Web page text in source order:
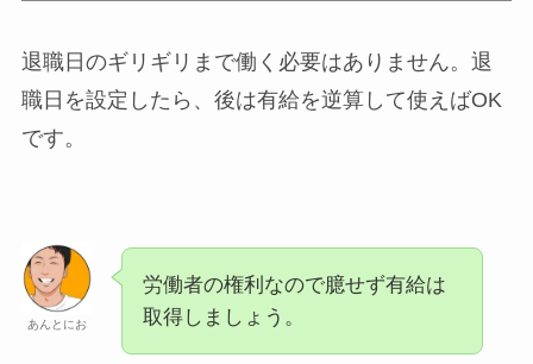
退職日のギリギリまで働く必要はありません。退
職日を設定したら、後は有給を逆算して使えばOK
です。
あんとにお
労働者の権利なので臆せず有給は
取得しましょう。